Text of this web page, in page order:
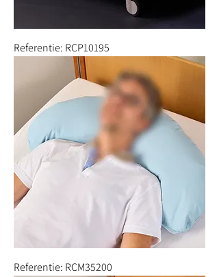
Referentie: RCP10195
Referentie: RCM35200